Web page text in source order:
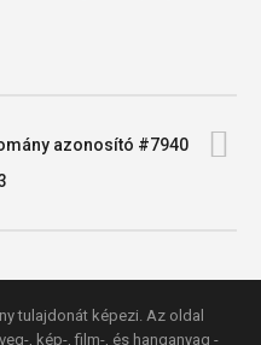
azonosító #7940
tulajdonát képezi. Az oldal
, kép-, film-, és hanganyag -